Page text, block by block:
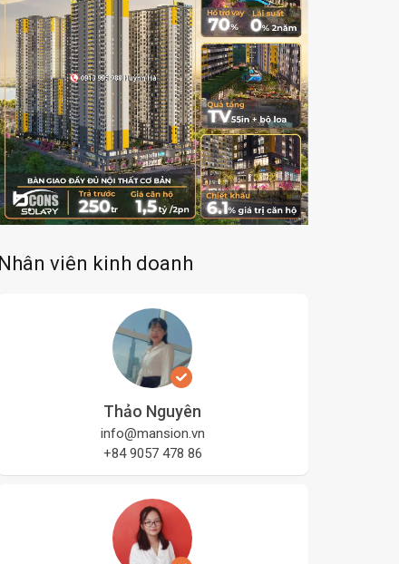
Nhân viên kinh doanh
Thảo Nguyên
info@mansion.vn
+84 9057 478 86